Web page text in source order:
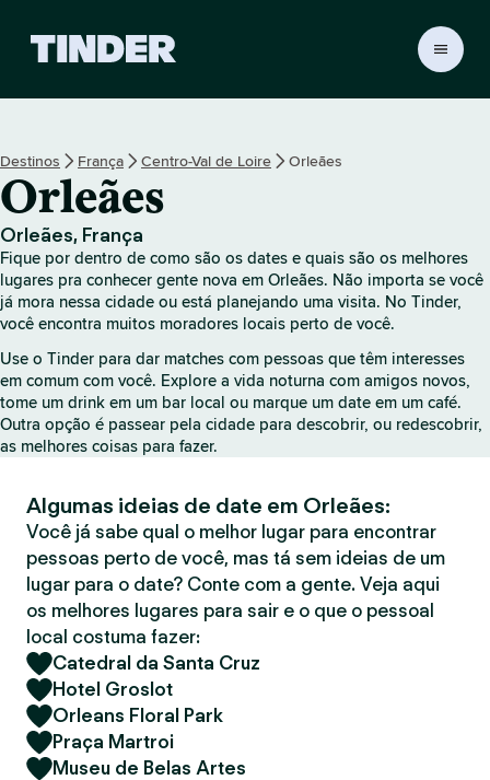
a
c
i
a
l
o
T
i
n
r
Destinos França Centro-Val de Loire Orleães
Orleães
Orleães, França
Fique por dentro de como são os dates e quais são os melhores
lugares pra conhecer gente nova em Orleães. Não importa se você
já mora nessa cidade ou está planejando uma visita. No Tinder,
você encontra muitos moradores locais perto de você.
Use o Tinder para dar matches com pessoas que têm interesses
em comum com você. Explore a vida noturna com amigos novos,
tome um drink em um bar local ou marque um date em um café.
Outra opção é passear pela cidade para descobrir, ou redescobrir,
as melhores coisas para fazer.
Algumas ideias de date em Orleães:
Você já sabe qual o melhor lugar para encontrar
pessoas perto de você, mas tá sem ideias de um
lugar para o date? Conte com a gente. Veja aqui
os melhores lugares para sair e o que o pessoal
local costuma fazer:
Catedral da Santa Cruz
Hotel Groslot
Orleans Floral Park
Praça Martroi
Museu de Belas Artes